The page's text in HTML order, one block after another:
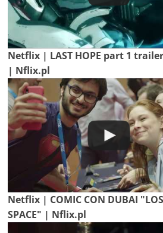
Netflix | LAST HOPE part 1
| Nflix.pl
Netflix | COMIC CON DUBAI
SPACE" | Nflix.pl